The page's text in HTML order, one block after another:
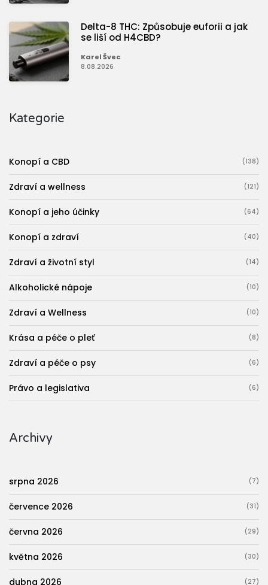
Delta-8 THC: Způsobuje euforii a jak
se liší od H4CBD?
Karel Švec
8.08.2026
Kategorie
Konopí a CBD (138)
Zdraví a wellness (121)
Konopí a jeho účinky (64)
Konopí a zdraví (40)
Zdraví a životní styl (14)
Alkoholické nápoje (10)
Zdraví a Wellness (10)
Krása a péče o pleť (8)
Zdraví a péče o psy (6)
Právo a legislativa (6)
Archivy
srpna 2026 (7)
července 2026 (31)
června 2026 (29)
května 2026 (30)
dubna 2026 (27)